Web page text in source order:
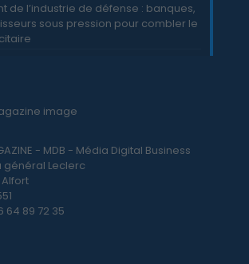
de l’industrie de défense : banques,
sous pression pour combler le
- MDB - Média Digital Business
général Leclerc
64 89 72 35